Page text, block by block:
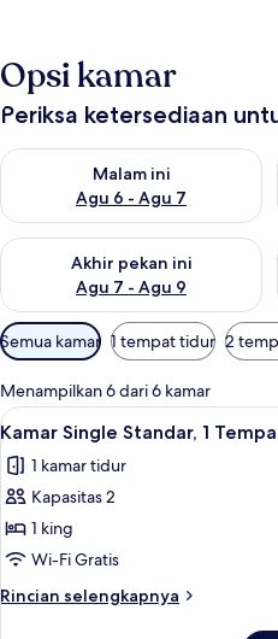
Opsi kamar
Periksa ketersediaan
Malam ini
Agu 6 - Agu 7
Periksa ketersediaan untuk
Akhir pekan ini
Agu 7 - Agu 9
Periksa ketersediaan untuk
Filter
tersedia
untuk
kamar
Semua kamar 1 tempat tidur 2
Menampilkan 6 dari 6 kamar
Lihat
semua
foto
untuk
Kamar
Single
Standar,
1
5
Kamar Single Standar, 1
1 kamar tidur
Kapasitas 2
1 king
Wi-Fi Gratis
Rincian selengkapnya
Rincian